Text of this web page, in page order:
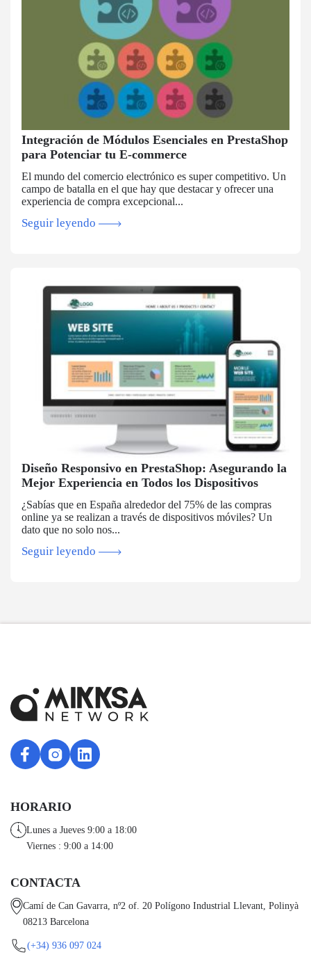
Integración de Módulos Esenciales en PrestaShop
para Potenciar tu E-commerce
El mundo del comercio electrónico es super competitivo. Un
campo de batalla en el que hay que destacar y ofrecer una
experiencia de compra excepcional...
Seguir leyendo
Diseño Responsivo en PrestaShop: Asegurando la
Mejor Experiencia en Todos los Dispositivos
¿Sabías que en España alrededor del 75% de las compras
online ya se realizan a través de dispositivos móviles? Un
dato que no solo nos...
Seguir leyendo
HORARIO
Lunes a Jueves 9:00 a 18:00
Viernes : 9:00 a 14:00
CONTACTA
Camí de Can Gavarra, nº2 of. 20 Polígono Industrial Llevant, Polinyà
08213 Barcelona
(+34) 936 097 024